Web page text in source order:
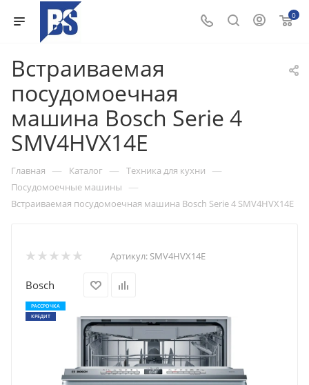
0
Встраиваемая
посудомоечная
машина Bosch Serie 4
SMV4HVX14E
Главная — Каталог — Техника для кухни —
Посудомоечные машины —
Встраиваемая посудомоечная машина Bosch Serie 4 SMV4HVX14E
Артикул: SMV4HVX14E
Bosch
РАССРОЧКА
КРЕДИТ